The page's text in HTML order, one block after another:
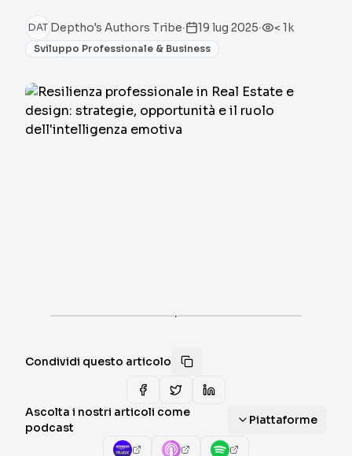
DAT Deptho's Authors Tribe· 19 lug 2025· < 1k
Sviluppo Professionale & Business
·
Condividi questo articolo
Ascolta i nostri articoli come
podcast
Piattaforme